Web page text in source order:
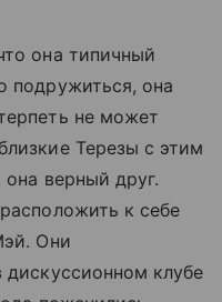
она типичный
подружиться, она
не может
Терезы с этим
верный друг.
к себе
Они
дискуссионном клубе